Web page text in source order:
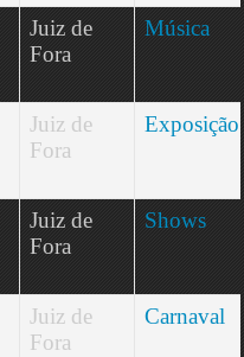
Juiz de
Fora
Música
Juiz de
Fora
Exposição
Juiz de
Fora
Shows
Juiz de
Fora
Carnaval